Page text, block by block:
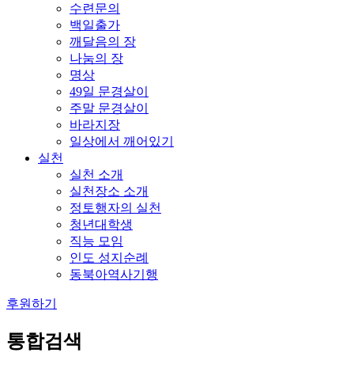
수련문의
백일출가
깨달음의 장
나눔의 장
명상
49일 문경살이
주말 문경살이
바라지장
일상에서 깨어있기
실천
실천 소개
실천장소 소개
정토행자의 실천
청년대학생
직능 모임
인도 성지순례
동북아역사기행
후원하기
통합검색